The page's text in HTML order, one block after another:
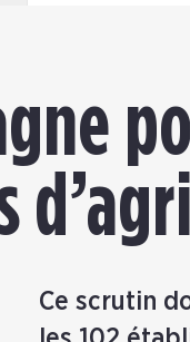
Ce scrutin